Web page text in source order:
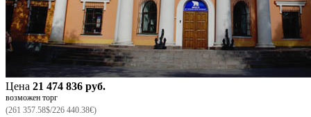
Цена 21 474 836 руб.
возможен торг
(261 357.58$/226 440.38€)